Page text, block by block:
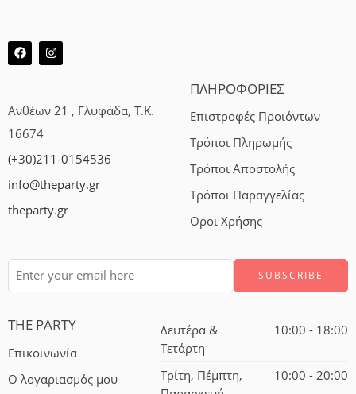
Ανθέων 21 , Γλυφάδα, Τ.Κ.
16674
(+30)211-0154536
info@theparty.gr
theparty.gr
ΠΛΗΡΟΦΟΡΙΕΣ
Επιστροφές Προιόντων
Τρόποι Πληρωμής
Τρόποι Αποστολής
Τρόποι Παραγγελίας
Οροι Χρήσης
THE PARTY
Επικοινωνία
Ο λογαριασμός μου
Δευτέρα &
Τετάρτη
10:00 - 18:00
Τρίτη, Πέμπτη,
10:00 - 20:00